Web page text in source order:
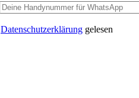
Datenschutzerklärung gelesen